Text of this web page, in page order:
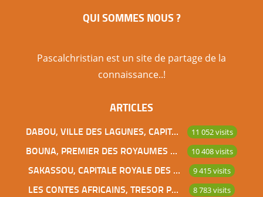
QUI SOMMES NOUS ?
Pascalchristian est un site de partage de la
connaissance..!
ARTICLES
DABOU, VILLE DES LAGUNES, CAPITALE DES ADJOUKROU 11 052 visits
BOUNA, PREMIER DES ROYAUMES DE CÔTE D’IVOIRE 10 408 visits
SAKASSOU, CAPITALE ROYALE DES BAOULES 9 415 visits
LES CONTES AFRICAINS, TRESOR POUR L’HUMANITE 8 783 visits